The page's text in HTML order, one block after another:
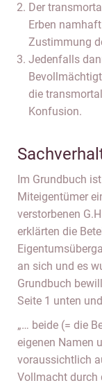
Der
Erben
Zustimmung
Jedenfalls
die
Konfusion.
Im Grundbuch
Miteigentümer
verstorbenen
erklärten die
an sich und es
Grundbuch
Seite 1 unten
„… beide (= die
eigenen Namen
voraussichtlich
Vollmacht durch